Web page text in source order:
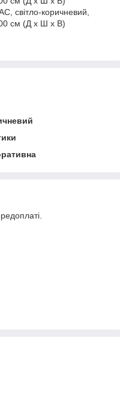
світло-коричневий,
см (Д x Ш x В)